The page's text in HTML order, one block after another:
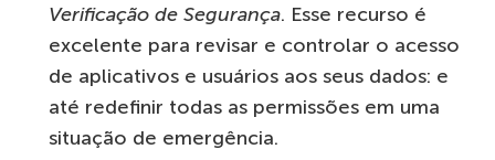
Verificação de Segurança. Esse recurso é
excelente para revisar e controlar o acesso
de aplicativos e usuários aos seus dados: e
até redefinir todas as permissões em uma
situação de emergência.